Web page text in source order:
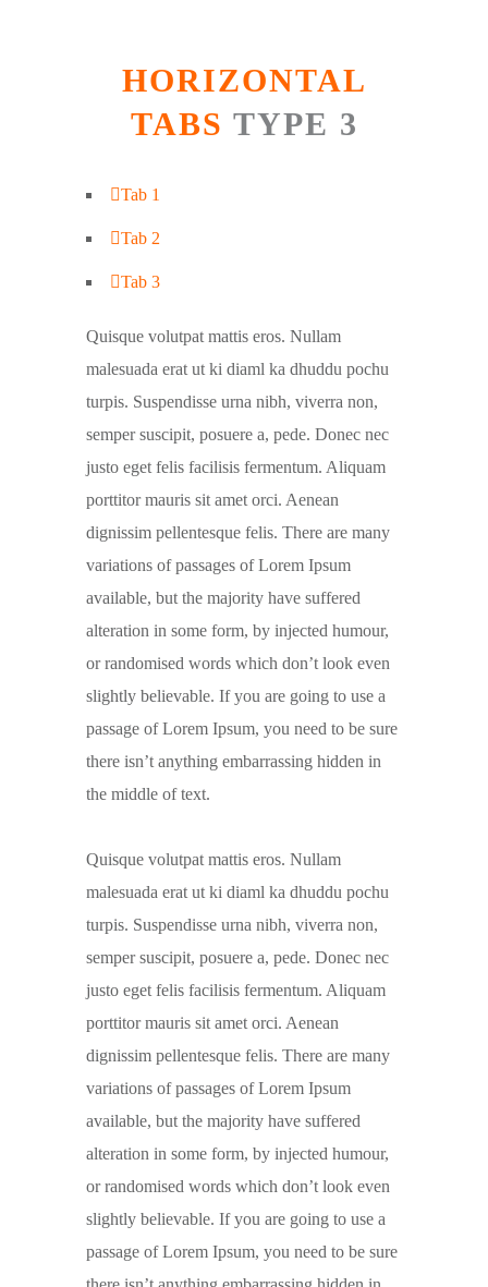
HORIZONTAL
TABS TYPE 3
Tab 1
Tab 2
Tab 3
Quisque volutpat mattis eros. Nullam
malesuada erat ut ki diaml ka dhuddu pochu
turpis. Suspendisse urna nibh, viverra non,
semper suscipit, posuere a, pede. Donec nec
justo eget felis facilisis fermentum. Aliquam
porttitor mauris sit amet orci. Aenean
dignissim pellentesque felis. There are many
variations of passages of Lorem Ipsum
available, but the majority have suffered
alteration in some form, by injected humour,
or randomised words which don’t look even
slightly believable. If you are going to use a
passage of Lorem Ipsum, you need to be sure
there isn’t anything embarrassing hidden in
the middle of text.
Quisque volutpat mattis eros. Nullam
malesuada erat ut ki diaml ka dhuddu pochu
turpis. Suspendisse urna nibh, viverra non,
semper suscipit, posuere a, pede. Donec nec
justo eget felis facilisis fermentum. Aliquam
porttitor mauris sit amet orci. Aenean
dignissim pellentesque felis. There are many
variations of passages of Lorem Ipsum
available, but the majority have suffered
alteration in some form, by injected humour,
or randomised words which don’t look even
slightly believable. If you are going to use a
passage of Lorem Ipsum, you need to be sure